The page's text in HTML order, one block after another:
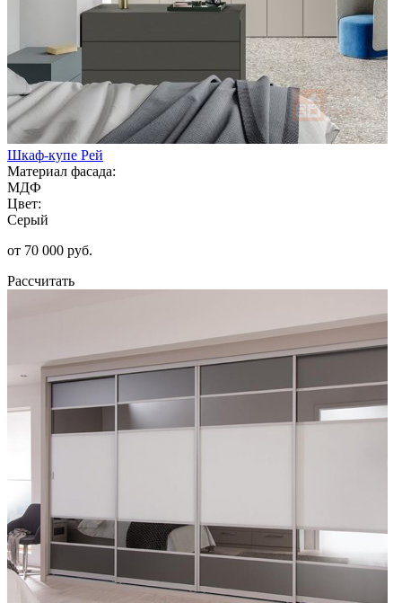
Шкаф-купе Рей
Материал фасада:
МДФ
Цвет:
Серый
от 70 000 руб.
Рассчитать